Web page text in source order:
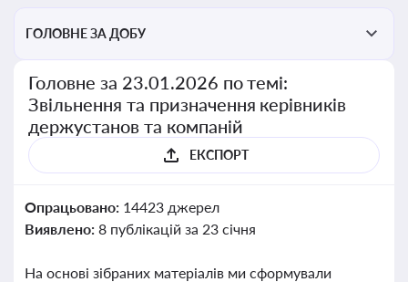
ГОЛОВНЕ ЗА ДОБУ
Головне за 23.01.2026 по темі:
Звільнення та призначення керівників
держустанов та компаній
ЕКСПОРТ
Опрацьовано: 14423 джерел
Виявлено: 8 публікацій за 23 січня
На основі зібраних матеріалів ми сформували